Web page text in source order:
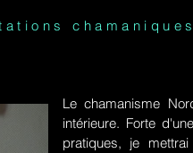
Le chamanisme
intérieure. Forte
pratiques, je